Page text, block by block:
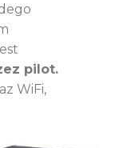
pilot.
WiFi,